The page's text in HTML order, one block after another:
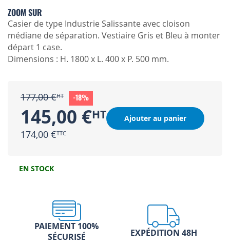
ZOOM SUR
Casier de type Industrie Salissante avec cloison
médiane de séparation. Vestiaire Gris et Bleu à monter
départ 1 case.
Dimensions : H. 1800 x L. 400 x P. 500 mm.
177,00 € -18%
145,00 €
174,00 €
Ajouter au panier
EN STOCK
PAIEMENT 100%
SÉCURISÉ
EXPÉDITION 48H